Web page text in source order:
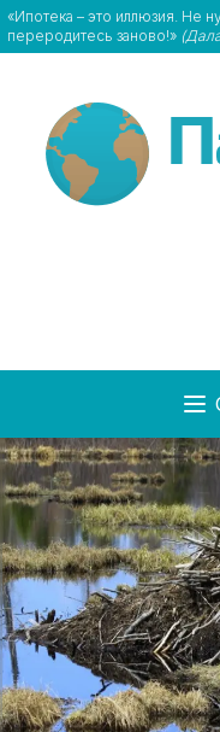
«Ипотека – это иллюзия. Не
переродитесь заново!»